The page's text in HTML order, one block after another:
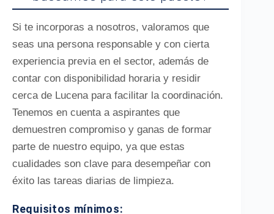
Si te incorporas a nosotros, valoramos que
seas una persona responsable y con cierta
experiencia previa en el sector, además de
contar con disponibilidad horaria y residir
cerca de Lucena para facilitar la coordinación.
Tenemos en cuenta a aspirantes que
demuestren compromiso y ganas de formar
parte de nuestro equipo, ya que estas
cualidades son clave para desempeñar con
éxito las tareas diarias de limpieza.
Requisitos mínimos: